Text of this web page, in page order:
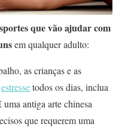
que vão ajudar com
em qualquer adulto:
as crianças e as
estressetodos os dias, inclua
uma antiga arte chinesa
que requerem uma